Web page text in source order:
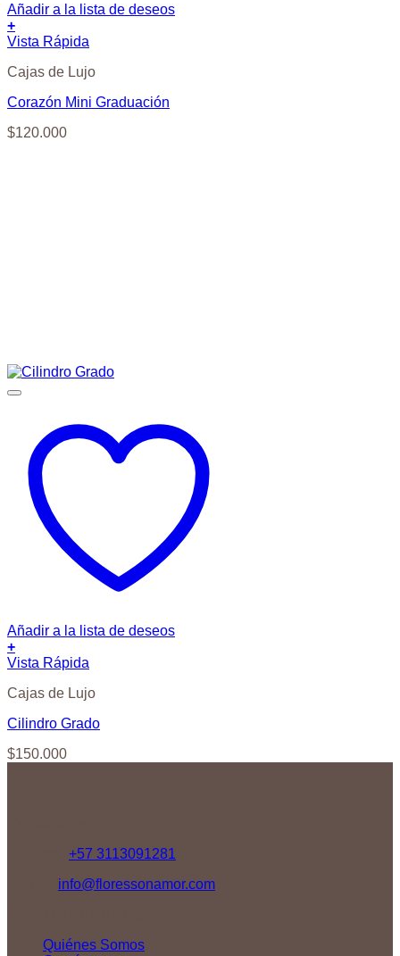
Añadir a la lista de deseos
+
Vista Rápida
Cajas de Lujo
Corazón Mini Graduación
$120.000
Añadir a la lista de deseos
+
Vista Rápida
Cajas de Lujo
Cilindro Grado
$150.000
+57 3113091281
info@floressonamor.com
Quiénes Somos